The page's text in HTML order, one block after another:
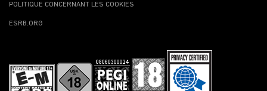
POLITIQUE CONCERNANT LES COOKIES
ESRB.ORG